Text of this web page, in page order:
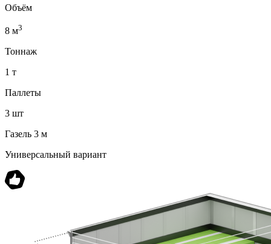
Объём
8 м3
Тоннаж
1 т
Паллеты
3 шт
Газель 3 м
Универсальный вариант